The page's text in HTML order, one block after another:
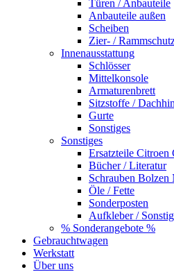
Türen / Anbauteile
Anbauteile außen
Scheiben
Zier- /
Innenausstattung
Schlösser
Mittelkonsole
Armaturenbrett
Sitzstoffe /
Gurte
Sonstiges
Sonstiges
Ersatzteile Citroen
Bücher / Literatur
Schrauben Bolzen
Öle / Fette
Sonderposten
Aufkleber /
% Sonderangebote %
Gebrauchtwagen
Werkstatt
Über uns